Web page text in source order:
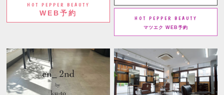
HOT PEPPER BEAUTY
WEB予約
HOT PEPPER BEAUTY
マツエク WEB予約